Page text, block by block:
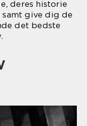
deres historie
give dig de
det bedste